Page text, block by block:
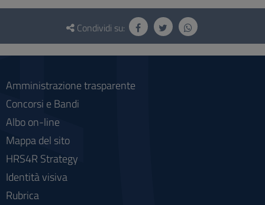
Questionario
social
Condividi su:
Amministrazione trasparente
Concorsi e Bandi
Albo on-line
Mappa del sito
HRS4R Strategy
Identità visiva
Rubrica